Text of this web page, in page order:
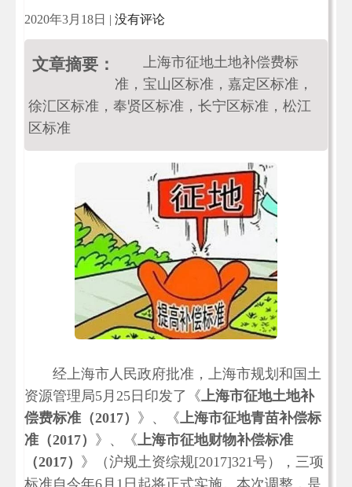
2020年3月18日 | 没有评论
文章摘要：
上海市征地土地补偿费标
准，宝山区标准，嘉定区标准，
徐汇区标准，奉贤区标准，长宁区标准，松江
区标准
经上海市人民政府批准，上海市规划和国土
资源管理局5月25日印发了《上海市征地土地补
偿费标准（2017） 》、《上海市征地青苗补偿标
准（2017） 》、《上海市征地财物补偿标准
（2017） 》（沪规土资综规[2017]321号），三项
标准自今年6月1日起将正式实施。本次调整，是